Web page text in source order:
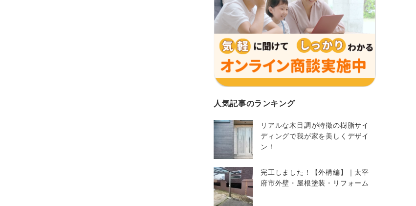
人気記事のランキング
リアルな木目調が特徴の樹脂サイ
ディングで我が家を美しくデザイ
ン！
完工しました！【外構編】｜太宰
府市外壁・屋根塗装・リフォーム